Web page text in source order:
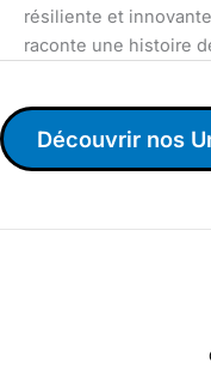
résiliente et
raconte une histoire
Découvrir nos